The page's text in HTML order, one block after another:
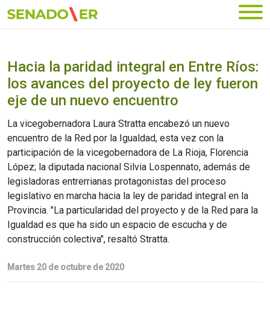
Ir al menú principal
Hacia la paridad integral en Entre Ríos:
los avances del proyecto de ley fueron
eje de un nuevo encuentro
La vicegobernadora Laura Stratta encabezó un nuevo
encuentro de la Red por la Igualdad, esta vez con la
participación de la vicegobernadora de La Rioja, Florencia
López; la diputada nacional Silvia Lospennato, además de
legisladoras entrerrianas protagonistas del proceso
legislativo en marcha hacia la ley de paridad integral en la
Provincia. "La particularidad del proyecto y de la Red para la
Igualdad es que ha sido un espacio de escucha y de
construcción colectiva", resaltó Stratta.
Martes 20 de octubre de 2020